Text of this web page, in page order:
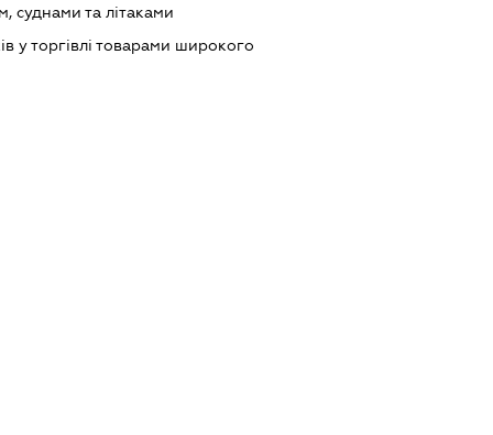
суднами та літаками
у торгівлі товарами широкого